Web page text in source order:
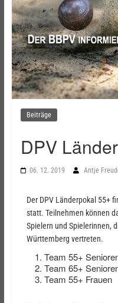
Beiträge
DPV
06. 12. 2019 Antje
Der DPV Länderpokal 55+
statt. Teilnehmen können
Spielern und Spielerinnen,
Württemberg vertreten.
Team 55+
Team 65+
Team 55+ Frauen